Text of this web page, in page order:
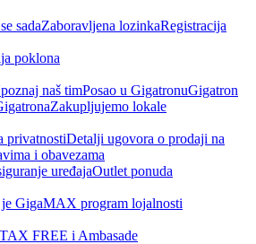
sadaZaboravljena lozinkaRegistracija
poklona
naš timPosao u GigatronuGigatron
Zakupljujemo lokale
privatnostiDetalji ugovora o prodaji na
i obavezama
uređajaOutlet ponuda
je GigaMAX program lojalnosti
TAX FREE i Ambasade